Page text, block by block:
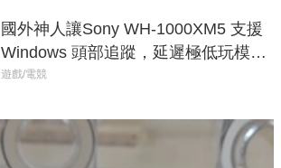
國外神人讓Sony WH-1000XM5 支援
Windows 頭部追蹤，延遲極低玩模擬
飛行超有感
遊戲/電競